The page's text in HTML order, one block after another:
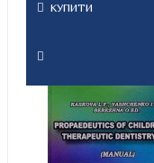
КУПИТИ